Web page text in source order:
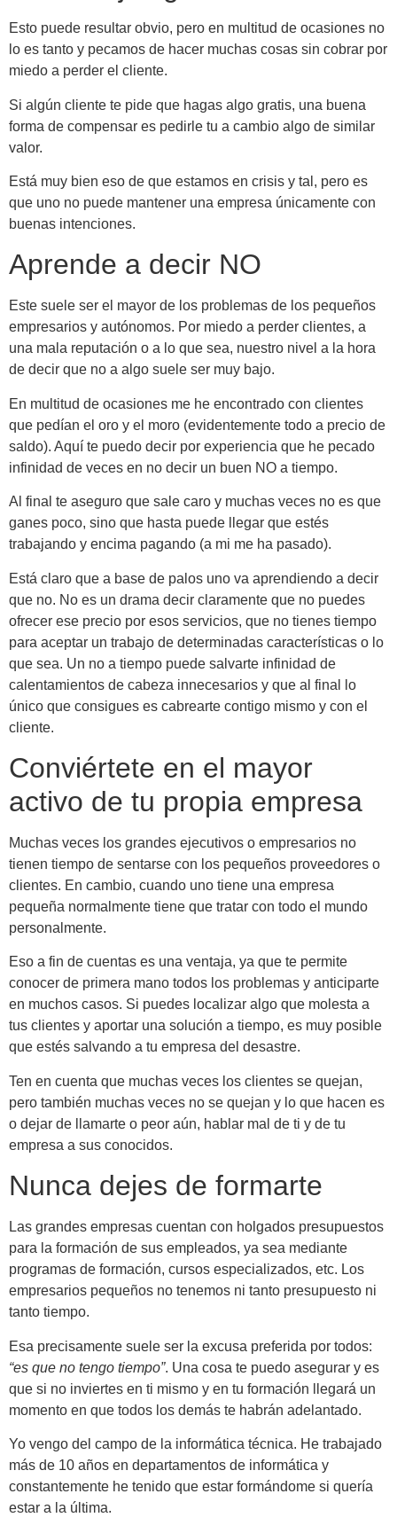
Esto puede resultar obvio, pero en multitud de ocasiones no
lo es tanto y pecamos de hacer muchas cosas sin cobrar por
miedo a perder el cliente.
Si algún cliente te pide que hagas algo gratis, una buena
forma de compensar es pedirle tu a cambio algo de similar
valor.
Está muy bien eso de que estamos en crisis y tal, pero es
que uno no puede mantener una empresa únicamente con
buenas intenciones.
Aprende a decir NO
Este suele ser el mayor de los problemas de los pequeños
empresarios y autónomos. Por miedo a perder clientes, a
una mala reputación o a lo que sea, nuestro nivel a la hora
de decir que no a algo suele ser muy bajo.
En multitud de ocasiones me he encontrado con clientes
que pedían el oro y el moro (evidentemente todo a precio de
saldo). Aquí te puedo decir por experiencia que he pecado
infinidad de veces en no decir un buen NO a tiempo.
Al final te aseguro que sale caro y muchas veces no es que
ganes poco, sino que hasta puede llegar que estés
trabajando y encima pagando (a mi me ha pasado).
Está claro que a base de palos uno va aprendiendo a decir
que no. No es un drama decir claramente que no puedes
ofrecer ese precio por esos servicios, que no tienes tiempo
para aceptar un trabajo de determinadas características o lo
que sea. Un no a tiempo puede salvarte infinidad de
calentamientos de cabeza innecesarios y que al final lo
único que consigues es cabrearte contigo mismo y con el
cliente.
Conviértete en el mayor
activo de tu propia empresa
Muchas veces los grandes ejecutivos o empresarios no
tienen tiempo de sentarse con los pequeños proveedores o
clientes. En cambio, cuando uno tiene una empresa
pequeña normalmente tiene que tratar con todo el mundo
personalmente.
Eso a fin de cuentas es una ventaja, ya que te permite
conocer de primera mano todos los problemas y anticiparte
en muchos casos. Si puedes localizar algo que molesta a
tus clientes y aportar una solución a tiempo, es muy posible
que estés salvando a tu empresa del desastre.
Ten en cuenta que muchas veces los clientes se quejan,
pero también muchas veces no se quejan y lo que hacen es
o dejar de llamarte o peor aún, hablar mal de ti y de tu
empresa a sus conocidos.
Nunca dejes de formarte
Las grandes empresas cuentan con holgados presupuestos
para la formación de sus empleados, ya sea mediante
programas de formación, cursos especializados, etc. Los
empresarios pequeños no tenemos ni tanto presupuesto ni
tanto tiempo.
Esa precisamente suele ser la excusa preferida por todos:
“es que no tengo tiempo”. Una cosa te puedo asegurar y es
que si no inviertes en ti mismo y en tu formación llegará un
momento en que todos los demás te habrán adelantado.
Yo vengo del campo de la informática técnica. He trabajado
más de 10 años en departamentos de informática y
constantemente he tenido que estar formándome si quería
estar a la última.